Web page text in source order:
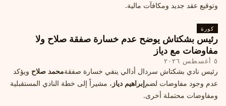
وتوقيع عقد جديد ومكافآت مالية.
كورة
رئيس بشكتاش يوضح عدم خسارة صفقة صلاح ولا
مفاوضات مع دياز
٥ أغسطس ٢٠٢٦
رئيس نادي بشكتاش سردال أدالي ينفي خسارة صفقةمحمد صلاح ويؤكد
عدم وجود مفاوضات لضمإبراهيم دياز ، مشيراً إلى خطة النادي المستقبلية
ومفاوضات محتملة أخرى.